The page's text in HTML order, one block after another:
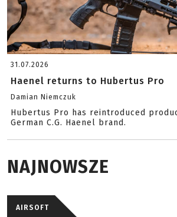
31.07.2026
Haenel returns to Hubertus Pro
Damian Niemczuk
Hubertus Pro has reintroduced
German C.G. Haenel brand.
NAJNOWSZE
AIRSOFT